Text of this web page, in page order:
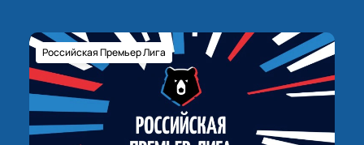
Российская Премьер Лига